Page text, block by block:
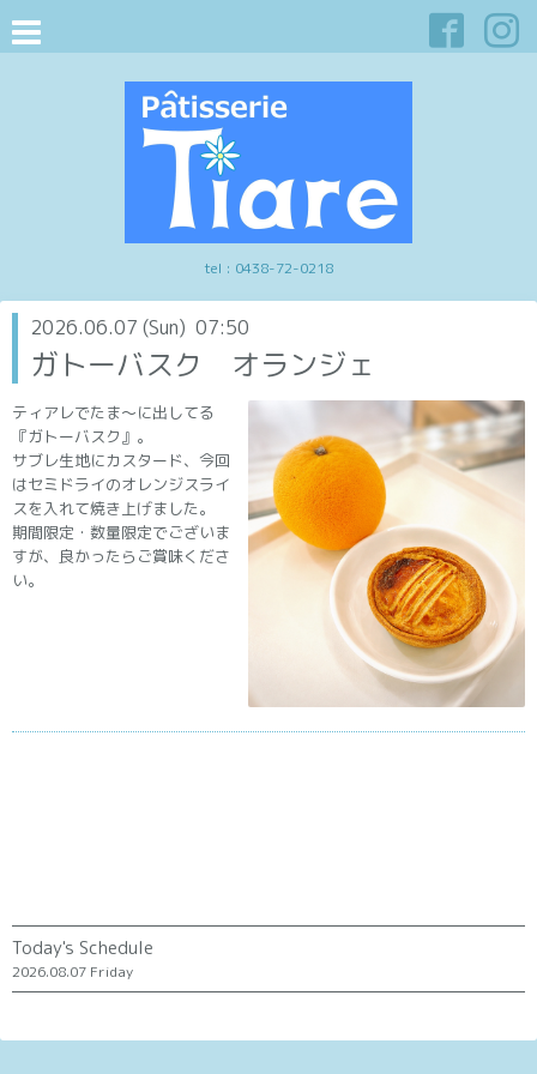
tel : 0438-72-0218
2026.06.07 (Sun) 07:50
ガトーバスク オランジェ
ティアレでたま〜に出してる
『ガトーバスク』。
サブレ生地にカスタード、今回
はセミドライのオレンジスライ
スを入れて焼き上げました。
期間限定・数量限定でございま
すが、良かったらご賞味くださ
い。
Today's Schedule
2026.08.07 Friday